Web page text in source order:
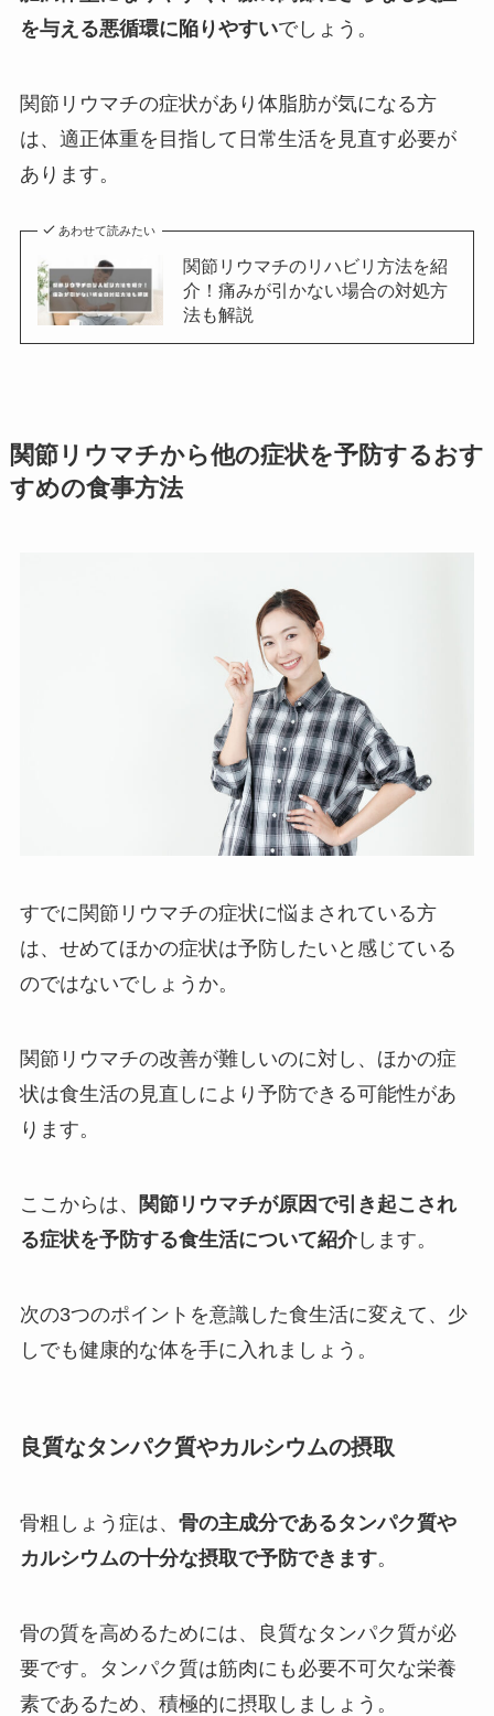
を与える悪循環に陥りやすいでしょう。
関節リウマチの症状があり体脂肪が気になる方
は、適正体重を目指して日常生活を見直す必要が
あります。
あわせて読みたい
関節リウマチのリハビリ方法を紹
介！痛みが引かない場合の対処方
法も解説
関節リウマチから他の症状を予防するおす
すめの食事方法
すでに関節リウマチの症状に悩まされている方
は、せめてほかの症状は予防したいと感じている
のではないでしょうか。
関節リウマチの改善が難しいのに対し、ほかの症
状は食生活の見直しにより予防できる可能性があ
ります。
ここからは、
関節リウマチが原因で引き起こされ
る症状を予防する食生活について紹介します。
次の3つのポイントを意識した食生活に変えて、少
しでも健康的な体を手に入れましょう。
良質なタンパク質やカルシウムの摂取
骨粗しょう症は、 骨の主成分であるタンパク質や
カルシウムの十分な摂取で予防できます。
骨の質を高めるためには、良質なタンパク質が必
要です。タンパク質は筋肉にも必要不可欠な栄養
素であるため、積極的に摂取しましょう。